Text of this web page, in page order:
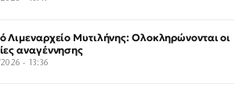
Λιμεναρχείο Μυτιλήνης: Ολοκληρώνονται οι
αναγέννησης
- 13:36